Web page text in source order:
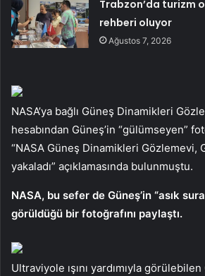
Trabzon’da turizm
rehberi oluyor
Ağustos 7, 2026
NASA’ya bağlı Güneş Dinamikleri
hesabından Güneş’in “gülümseyen”
“NASA Güneş Dinamikleri Gözlemevi,
yakaladı” açıklamasında bulunmuştu.
NASA, bu sefer de Güneş’in “asık
görüldüğü bir fotoğrafını paylaştı.
Ultraviyole ışını yardımıyla